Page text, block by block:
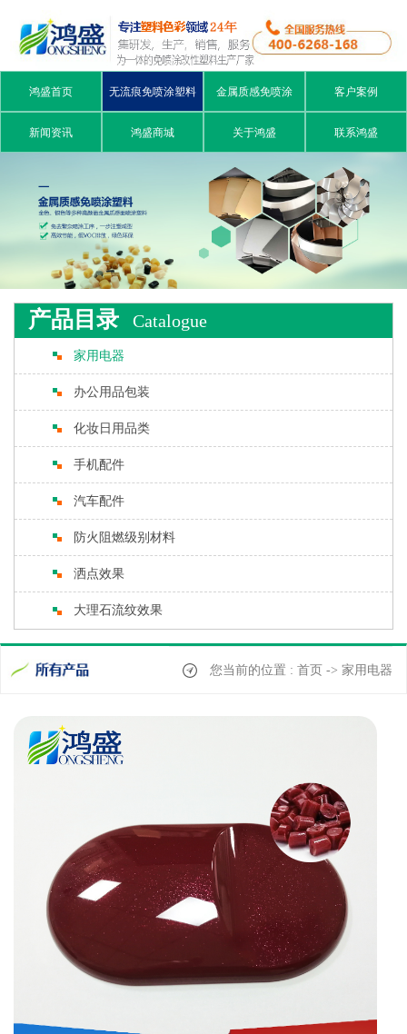
鸿盛首页 无流痕免喷涂塑料 金属质感免喷涂 客户案例
新闻资讯 鸿盛商城 关于鸿盛 联系鸿盛
产品目录 Catalogue
家用电器
办公用品包装
化妆日用品类
手机配件
汽车配件
防火阻燃级别材料
洒点效果
大理石流纹效果
您当前的位置 : 首页 -> 家用电器